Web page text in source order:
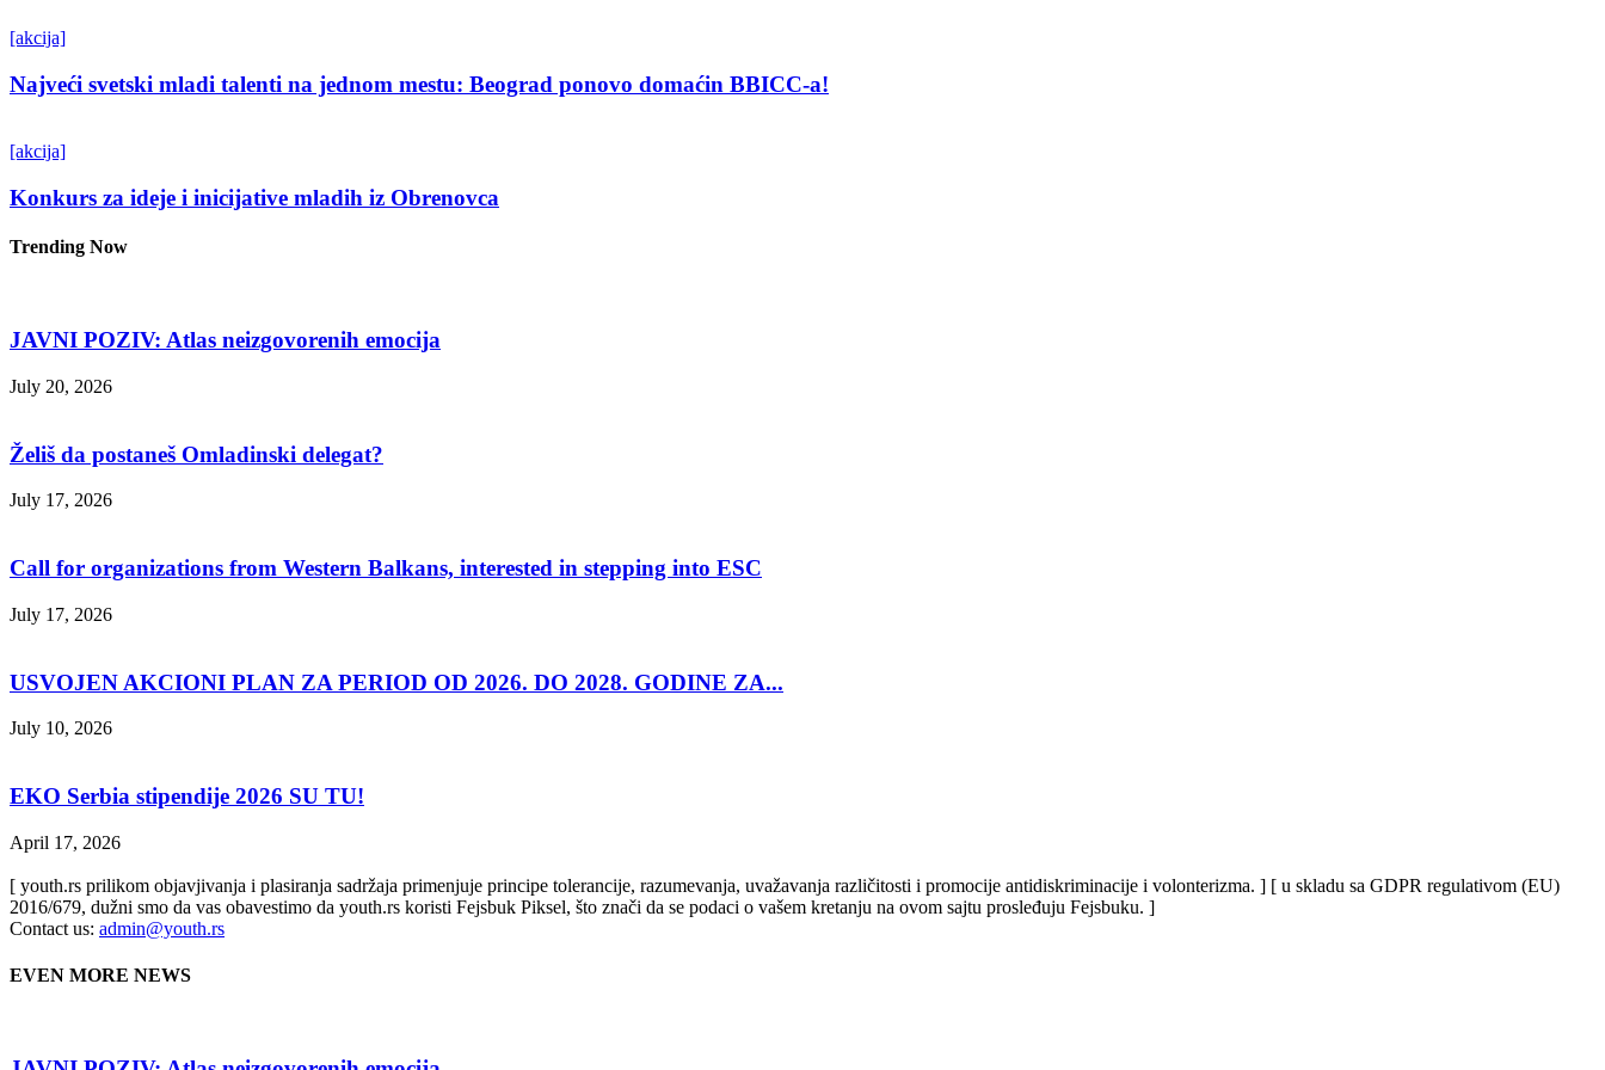
[akcija]
Najveći svetski mladi talenti na jednom mestu: Beograd ponovo domaćin BBICC-a!
[akcija]
Konkurs za ideje i inicijative mladih iz Obrenovca
Trending Now
JAVNI POZIV: Atlas neizgovorenih emocija
July 20, 2026
Želiš da postaneš Omladinski delegat?
July 17, 2026
Call for organizations from Western Balkans, interested in stepping into ESC
July 17, 2026
USVOJEN AKCIONI PLAN ZA PERIOD OD 2026. DO 2028. GODINE ZA...
July 10, 2026
EKO Serbia stipendije 2026 SU TU!
April 17, 2026
[ youth.rs prilikom objavjivanja i plasiranja sadržaja primenjuje principe tolerancije, razumevanja, uvažavanja različitosti i promocije antidiskriminacije i volonterizma. ] [ u skladu sa GDPR regulativom (EU)
2016/679, dužni smo da vas obavestimo da youth.rs koristi Fejsbuk Piksel, što znači da se podaci o vašem kretanju na ovom sajtu prosleđuju Fejsbuku. ]
Contact us: admin@youth.rs
EVEN MORE NEWS